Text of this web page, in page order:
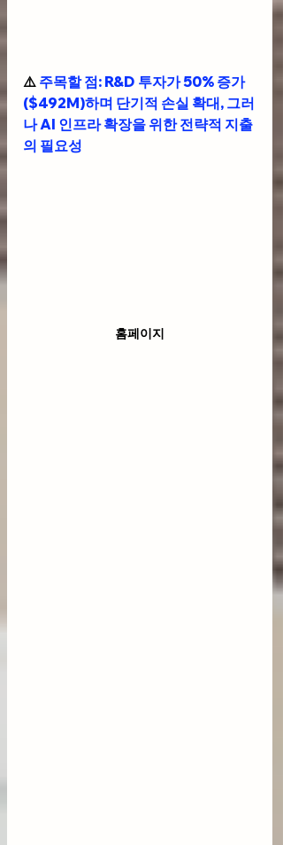
⚠️ 주목할 점: R&D 투자가 50% 증가
($492M)하며 단기적 손실 확대, 그러
나 AI 인프라 확장을 위한 전략적 지출
의 필요성
홈페이지